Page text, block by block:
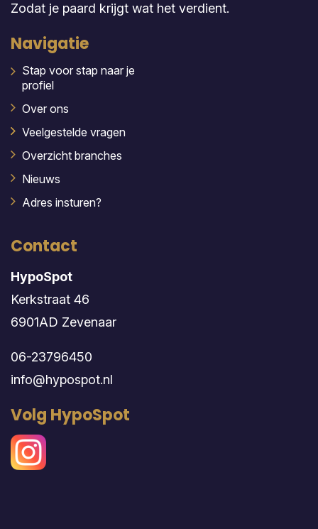
Zodat je paard krijgt wat het verdient.
Navigatie
Stap voor stap naar je
profiel
Over ons
Veelgestelde vragen
Overzicht branches
Nieuws
Adres insturen?
Contact
HypoSpot
Kerkstraat 46
6901AD Zevenaar
06-23796450
info@hypospot.nl
Volg HypoSpot